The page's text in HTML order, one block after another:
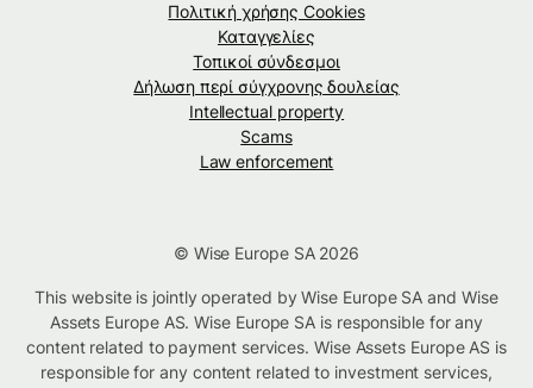
Πολιτική χρήσης Cookies
Καταγγελίες
Τοπικοί σύνδεσμοι
Δήλωση περί σύγχρονης δουλείας
Intellectual property
Scams
Law enforcement
© Wise Europe SA 2026
This website is jointly operated by Wise Europe SA and Wise
Assets Europe AS. Wise Europe SA is responsible for any
content related to payment services. Wise Assets Europe AS is
responsible for any content related to investment services,